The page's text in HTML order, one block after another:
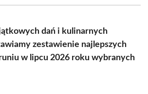
dań i kulinarnych
zestawienie najlepszych
w lipcu 2026 roku wybranych